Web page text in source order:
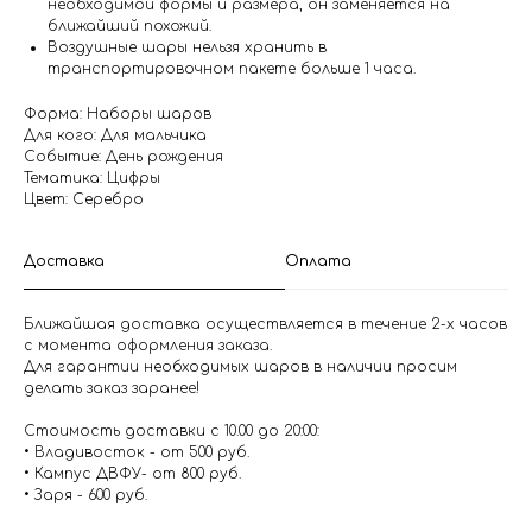
необходимой формы и размера, он заменяется на
ближайший похожий.
Воздушные шары нельзя хранить в
транспортировочном пакете больше 1 часа.
Форма: Наборы шаров
Для кого: Для мальчика
Событие: День рождения
Тематика: Цифры
Цвет: Серебро
Доставка Оплата
Ближайшая доставка осуществляется в течение 2-х часов
с момента оформления заказа.
Для гарантии необходимых шаров в наличии просим
делать заказ заранее!
Стоимость доставки с 10.00 до 20:00:
• Владивосток - от 500 руб.
• Кампус ДВФУ- от 800 руб.
• Заря - 600 руб.